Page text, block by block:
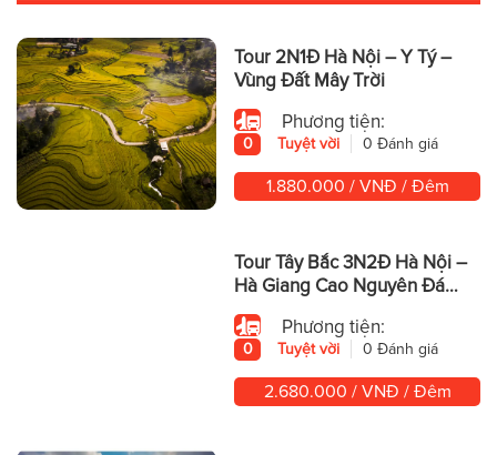
Tour 2N1Đ Hà Nội – Y Tý –
Vùng Đất Mây Trời
Phương tiện:
0 Tuyệt vời 0 Đánh giá
1.880.000 / VNĐ / Đêm
Tour Tây Bắc 3N2Đ Hà Nội –
Hà Giang Cao Nguyên Đá
Hùng Vĩ
Phương tiện:
0 Tuyệt vời 0 Đánh giá
2.680.000 / VNĐ / Đêm